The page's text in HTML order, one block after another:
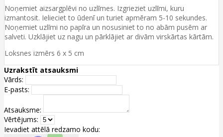
Noņemiet aizsargplēvi no uzlīmes. Izgrieziet uzlīmi, kuru
izmantosit. Ielieciet to ūdenī un turiet apmēram 5-10 sekundes.
Noņemiet uzlīmi no papīra un nosusiniet to no abām pusēm ar
salveti. Uzklājiet uz nagu un pārklājiet ar divām virskārtas kārtām.
Loksnes izmērs 6 x 5 cm
Uzrakstīt atsauksmi
Vārds:
E-pasts:
Atsauksme:
Vērtējums:
Ievadiet attēlā redzamo kodu: